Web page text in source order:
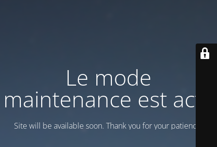
Le mode
maintenance est actif
Site will be available soon. Thank you for your patience!